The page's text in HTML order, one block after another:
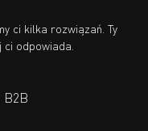
ci kilka rozwiązań. Ty
odpowiada.
B2B